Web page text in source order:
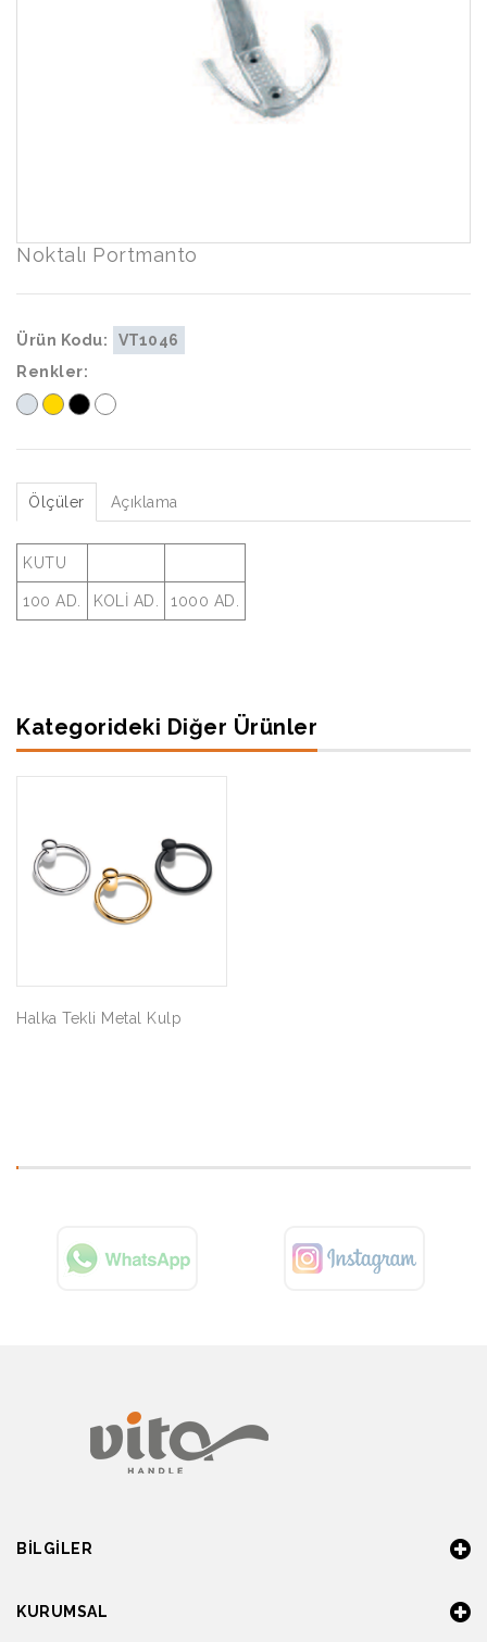
Noktalı Portmanto
Ürün Kodu:
VT1046
Renkler:
Ölçüler Açıklama
KUTU
100 AD. KOLİ AD. 1000 AD.
Kategorideki Diğer Ürünler
Halka Tekli Metal Kulp
BILGILER
KURUMSAL